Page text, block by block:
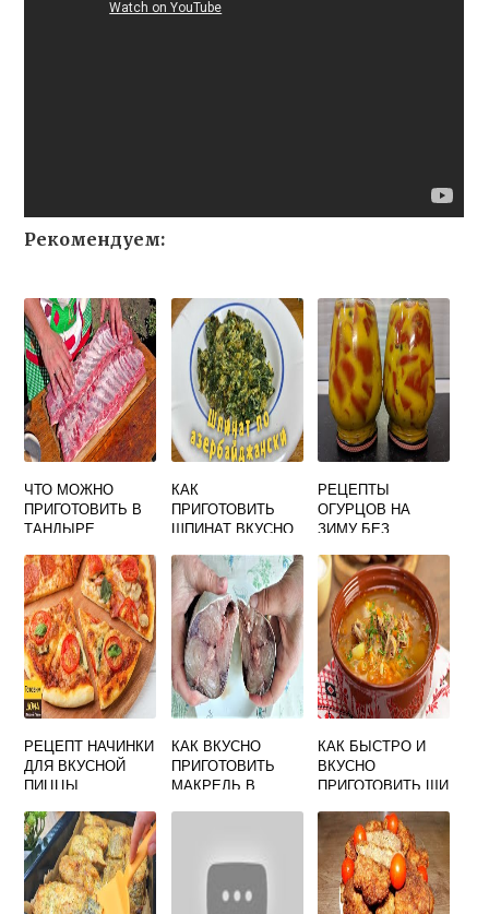
Рекомендуем:
ЧТО МОЖНО
ПРИГОТОВИТЬ В
ТАНДЫРЕ
ПРОСТЫЕ И
ВКУСНЫЕ
КАК
ПРИГОТОВИТЬ
ШПИНАТ ВКУСНО
РЕЦЕПТЫ
ОГУРЦОВ НА
ЗИМУ БЕЗ
САМЫЕ ВКУСНЫЕ
И ПРОВЕРЕННЫЕ
РЕЦЕПТ НАЧИНКИ
ДЛЯ ВКУСНОЙ
ПИЦЦЫ
КАК ВКУСНО
ПРИГОТОВИТЬ
МАКРЕЛЬ В
КАК БЫСТРО И
ВКУСНО
ПРИГОТОВИТЬ ЩИ